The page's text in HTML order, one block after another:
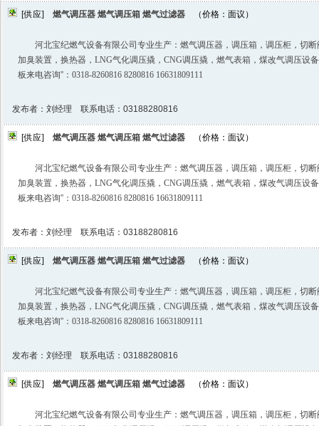
[供应] 燃气调压器 燃气调压箱 燃气过滤器 （价格：面议）
河北宝纪燃气设备有限公司专业生产：燃气调压器，调压箱，调压柜，切
加臭装置，换热器，LNG气化调压撬，CNG调压撬，燃气表箱，煤改气调压设
板来电咨询️''：0318-8260816 8280816 16631809111
发布者：刘经理 联系电话：03188280816
[供应] 燃气调压器 燃气调压箱 燃气过滤器 （价格：面议）
河北宝纪燃气设备有限公司专业生产：燃气调压器，调压箱，调压柜，切
加臭装置，换热器，LNG气化调压撬，CNG调压撬，燃气表箱，煤改气调压设
板来电咨询️''：0318-8260816 8280816 16631809111
发布者：刘经理 联系电话：03188280816
[供应] 燃气调压器 燃气调压箱 燃气过滤器 （价格：面议）
河北宝纪燃气设备有限公司专业生产：燃气调压器，调压箱，调压柜，切
加臭装置，换热器，LNG气化调压撬，CNG调压撬，燃气表箱，煤改气调压设
板来电咨询️''：0318-8260816 8280816 16631809111
发布者：刘经理 联系电话：03188280816
[供应] 燃气调压器 燃气调压箱 燃气过滤器 （价格：面议）
河北宝纪燃气设备有限公司专业生产：燃气调压器，调压箱，调压柜，切